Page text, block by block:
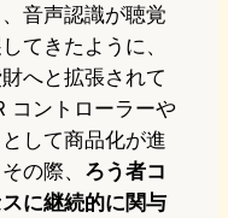
音声認識が聴覚
てきたように、
へと拡張されて
コントローラーや
して商品化が進
の際、 ろう者コ
に継続的に関与